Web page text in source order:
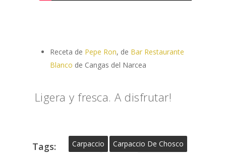
Receta de Pepe Ron, de Bar Restaurante
Blanco de Cangas del Narcea
Ligera y fresca. A disfrutar!
Tags: Carpaccio
Carpaccio De Chosco